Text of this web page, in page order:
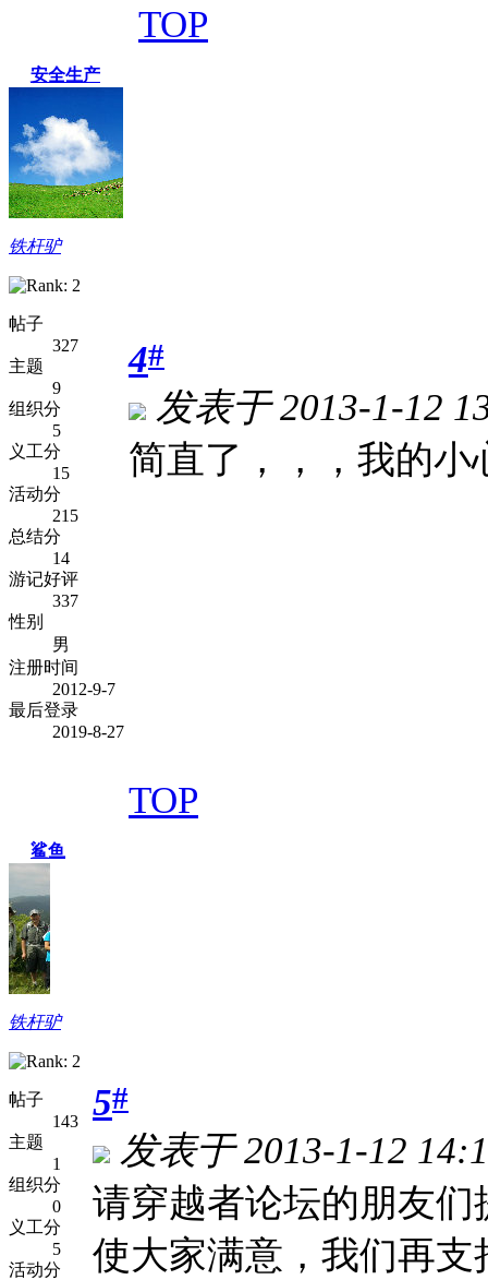
TOP
安全生产
铁杆驴
帖子
327
主题
9
组织分
5
义工分
15
活动分
215
总结分
14
游记好评
337
性别
男
注册时间
2012-9-7
最后登录
2019-8-27
4#
发表于 2013-1-12
简直了，，，我的
TOP
鲨鱼
铁杆驴
帖子
143
主题
1
组织分
0
义工分
5
活动分
5#
发表于 2013-1-12
请穿越者论坛的朋友
使大家满意，我们再